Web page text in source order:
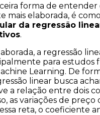
forma de entender
mais elaborada, é
da regressão
.
a regressão
para estudos
Learning. De
linear busca
a relação entre dois
as variações de preço
reta, o coeficiente